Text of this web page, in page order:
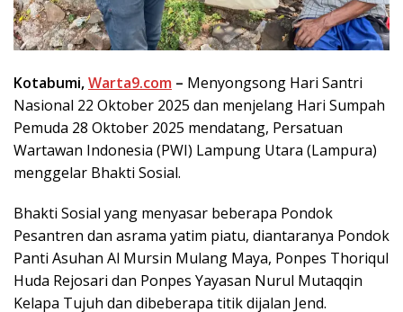
Kotabumi,Warta9.com – Menyongsong Hari Santri
Nasional 22 Oktober 2025 dan menjelang Hari Sumpah
Pemuda 28 Oktober 2025 mendatang, Persatuan
Wartawan Indonesia (PWI) Lampung Utara (Lampura)
menggelar Bhakti Sosial.
Bhakti Sosial yang menyasar beberapa Pondok
Pesantren dan asrama yatim piatu, diantaranya Pondok
Panti Asuhan Al Mursin Mulang Maya, Ponpes Thoriqul
Huda Rejosari dan Ponpes Yayasan Nurul Mutaqqin
Kelapa Tujuh dan dibeberapa titik dijalan Jend.